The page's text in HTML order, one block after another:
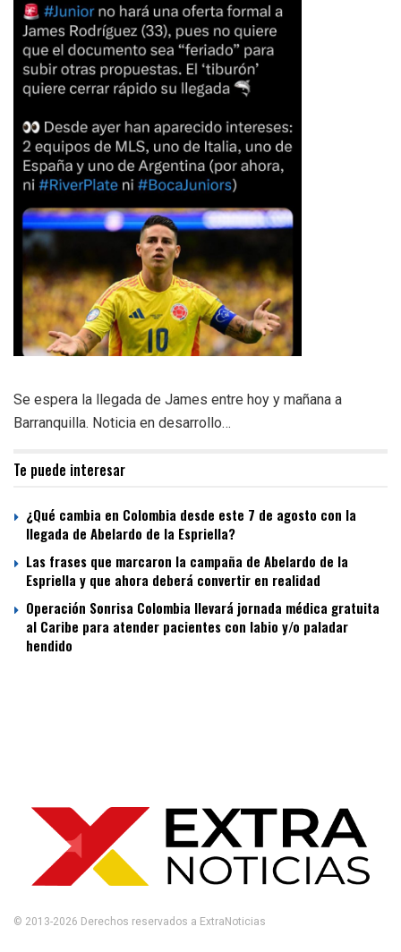
Se espera la llegada de James entre hoy y mañana a
Barranquilla. Noticia en desarrollo…
Te puede interesar
¿Qué cambia en Colombia desde este 7 de agosto con la
llegada de Abelardo de la Espriella?
Las frases que marcaron la campaña de Abelardo de la
Espriella y que ahora deberá convertir en realidad
Operación Sonrisa Colombia llevará jornada médica gratuita
al Caribe para atender pacientes con labio y/o paladar
hendido
© 2013-2026 Derechos reservados a ExtraNoticias